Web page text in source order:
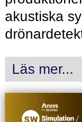
akustiska
Läs mer...